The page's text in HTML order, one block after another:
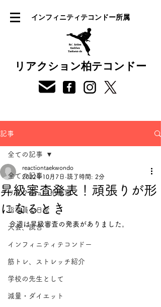
インフィニティテコンドー所属
リアクション柏テコンドー
記事
全ての記事
リアクション柏練習
指導員の日常
大会、試合
インフィニティテコンドー
筋トレ、ストレッチ紹介
学校の先生として
減量・ダイエット
全ての記事
昇級審査発表！頑張りが形
になるとき
reactiontaekwondo
2022年10月7日 読了時間: 2分
今週は昇級審査の発表がありました。